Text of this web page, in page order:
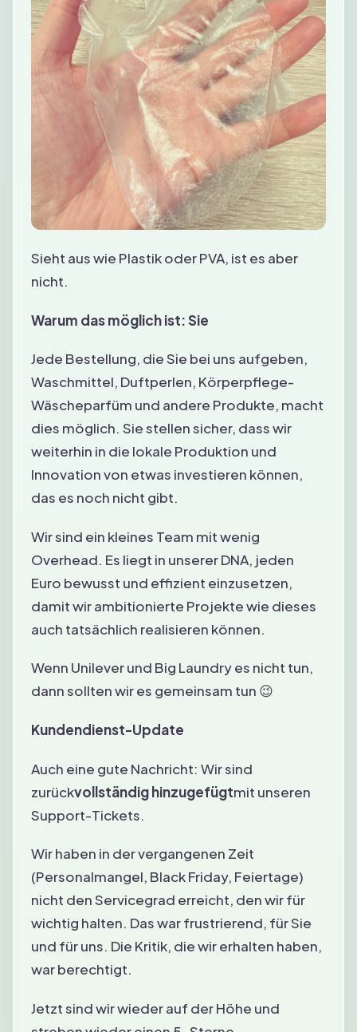
Sieht aus wie Plastik oder PVA, ist es aber
nicht.
Warum das möglich ist: Sie
Jede Bestellung, die Sie bei uns aufgeben,
Waschmittel, Duftperlen, Körperpflege-
Wäscheparfüm und andere Produkte, macht
dies möglich. Sie stellen sicher, dass wir
weiterhin in die lokale Produktion und
Innovation von etwas investieren können,
das es noch nicht gibt.
Wir sind ein kleines Team mit wenig
Overhead. Es liegt in unserer DNA, jeden
Euro bewusst und effizient einzusetzen,
damit wir ambitionierte Projekte wie dieses
auch tatsächlich realisieren können.
Wenn Unilever und Big Laundry es nicht tun,
dann sollten wir es gemeinsam tun 😉
Kundendienst-Update
Auch eine gute Nachricht: Wir sind
zurückvollständig hinzugefügtmit unseren
Support-Tickets.
Wir haben in der vergangenen Zeit
(Personalmangel, Black Friday, Feiertage)
nicht den Servicegrad erreicht, den wir für
wichtig halten. Das war frustrierend, für Sie
und für uns. Die Kritik, die wir erhalten haben,
war berechtigt.
Jetzt sind wir wieder auf der Höhe und